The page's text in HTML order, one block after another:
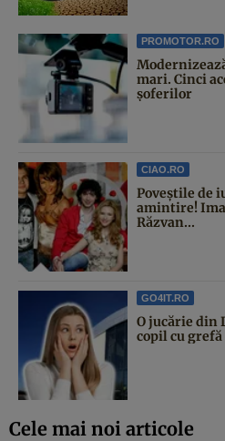
PROMOTOR.RO
mari. Cinci
șoferilor
CIAO.RO
Poveştile de
amintire!
Răzvan...
GO4IT.RO
O jucărie din
copil cu grefă
Cele mai noi articole